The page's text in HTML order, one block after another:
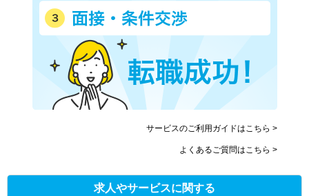
サービスのご利用ガイドはこちら >
よくあるご質問はこちら >
求人やサービスに関する